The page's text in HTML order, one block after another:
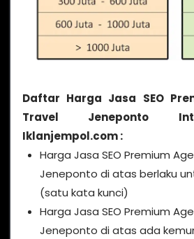
Daftar Harga Jasa SEO
Travel Jeneponto
Iklanjempol.com :
Harga Jasa SEO Premium
Jeneponto di atas berlaku
(satu kata kunci)
Harga Jasa SEO Premium
Jeneponto di atas ada